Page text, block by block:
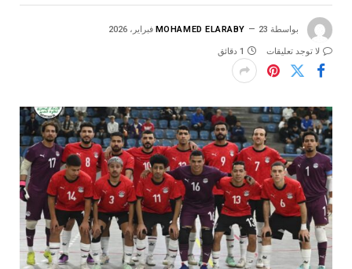
بواسطة MOHAMED ELARABY 23 فبراير، 2026
لا توجد تعليقات 1 دقائق